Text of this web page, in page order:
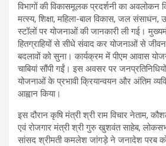
विभागों की विकासमूलक प्रदर्शनी का अवलोकन
मत्स्य, शिक्षा, महिला-बाल विकास, जल संसाधन,
स्टॉलों पर योजनाओं की जानकारी ली गई।
हितग्राहियों से सीधे संवाद कर योजनाओं से
बदलावों को सुना। कार्यक्रम में पीएम आवास
चाबियां सौंपी गईं। इस अवसर पर
योजनाओं के प्रभावी क्रियान्वयन और अंतिम
आह्वान किया।
इस दौरान कृषि मंत्री श्री राम विचार नेताम,
एवं रोजगार मंत्री श्री गुरु खुशवंत साहेब,
सांसद श्रीमती कमलेश जांगड़े ने जनादेश परब